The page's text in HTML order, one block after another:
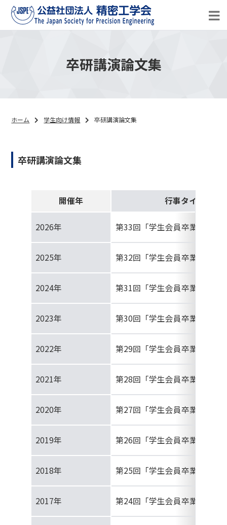
卒研講演論文集
ホーム 学生向け情報 卒研講演論文集
卒研講演論文集
開催年 行事タイトル
2026年 第33回「学生会員卒業研究発
2025年 第32回「学生会員卒業研究発
2024年 第31回「学生会員卒業研究発
2023年 第30回「学生会員卒業研究発
2022年 第29回「学生会員卒業研究発
2021年 第28回「学生会員卒業研究発
2020年 第27回「学生会員卒業研究発
2019年 第26回「学生会員卒業研究発
2018年 第25回「学生会員卒業研究発
2017年 第24回「学生会員卒業研究発